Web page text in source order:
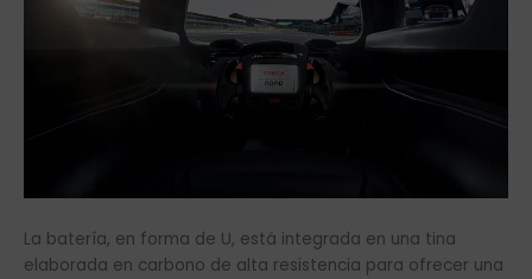
La batería, en forma de U, está integrada en una tina
elaborada en carbono de alta resistencia para ofrecer una